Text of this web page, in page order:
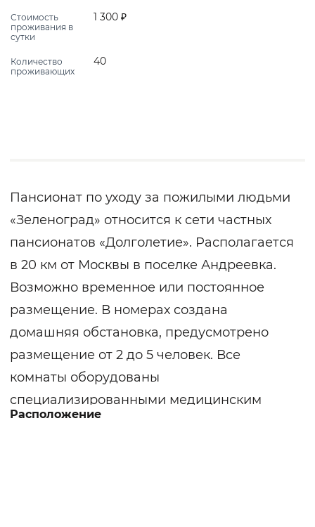
Стоимость
проживания в
сутки
1 300 ₽
Количество
проживающих
40
Пансионат по уходу за пожилыми людьми
«Зеленоград» относится к сети частных
пансионатов «Долголетие». Располагается
в 20 км от Москвы в поселке Андреевка.
Возможно временное или постоянное
размещение. В номерах создана
домашняя обстановка, предусмотрено
размещение от 2 до 5 человек. Все
комнаты оборудованы
специализированными медицинским
кроватями с подъемниками, удобной
Расположение